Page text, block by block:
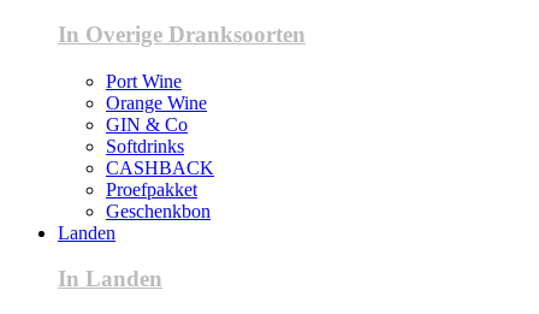
In Overige Dranksoorten
Port Wine
Orange Wine
GIN & Co
Softdrinks
CASHBACK
Proefpakket
Geschenkbon
Landen
In Landen